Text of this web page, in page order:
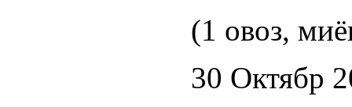
(1 овоз,
30 Октябр